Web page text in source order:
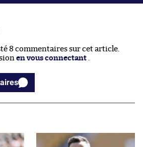
8 commentaires sur cet article.
en vous connectant .